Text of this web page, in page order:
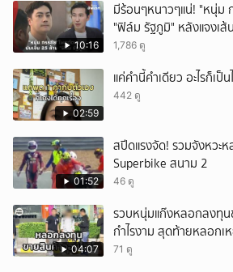
10:16
มีร้อนๆหนาวๆแน่! "หนุ่ม
"ฟิล์ม รัฐภูมิ" หลังแจงเส้
1,786 ดู
02:59
แค่คำนี้คำเดียว อะไรก็เป็น
442 ดู
01:52
สปีดแรงจัด! รวมจังหวะ
Superbike สนาม 2
46 ดู
04:07
รวบหนุ่มแก๊งหลอกลงทุ
กำไรงาม สุดท้ายหลอก
แสนบาท ยังให้การปฏิเสธ
71 ดู